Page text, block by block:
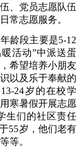
、党员志愿队伍
常志愿服务。
龄段主要是5-12
活动”中派送蛋
希望培养小朋友
以及乐于奉献的
24岁的在校学
寒暑假开展志愿
生们的社区责任
55岁，他们老有
等。